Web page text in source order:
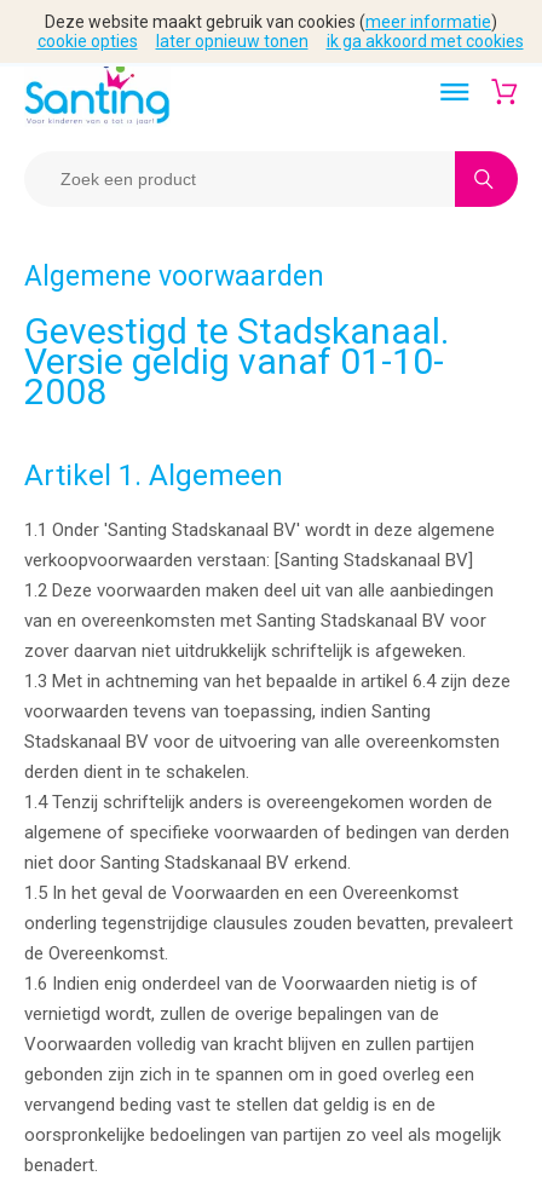
Algemene voorwaarden
Gevestigd te Stadskanaal.
Versie geldig vanaf 01-10-
2008
Artikel 1. Algemeen
1.1 Onder 'Santing Stadskanaal BV' wordt in deze algemene
verkoopvoorwaarden verstaan: [Santing Stadskanaal BV]
1.2 Deze voorwaarden maken deel uit van alle aanbiedingen
van en overeenkomsten met Santing Stadskanaal BV voor
zover daarvan niet uitdrukkelijk schriftelijk is afgeweken.
1.3 Met in achtneming van het bepaalde in artikel 6.4 zijn deze
voorwaarden tevens van toepassing, indien Santing
Stadskanaal BV voor de uitvoering van alle overeenkomsten
derden dient in te schakelen.
1.4 Tenzij schriftelijk anders is overeengekomen worden de
algemene of specifieke voorwaarden of bedingen van derden
niet door Santing Stadskanaal BV erkend.
1.5 In het geval de Voorwaarden en een Overeenkomst
onderling tegenstrijdige clausules zouden bevatten, prevaleert
de Overeenkomst.
1.6 Indien enig onderdeel van de Voorwaarden nietig is of
vernietigd wordt, zullen de overige bepalingen van de
Voorwaarden volledig van kracht blijven en zullen partijen
gebonden zijn zich in te spannen om in goed overleg een
vervangend beding vast te stellen dat geldig is en de
oorspronkelijke bedoelingen van partijen zo veel als mogelijk
benadert.
Deze website maakt gebruik van cookies (meer informatie)
cookie opties
later opnieuw tonen ik ga akkoord met cookies